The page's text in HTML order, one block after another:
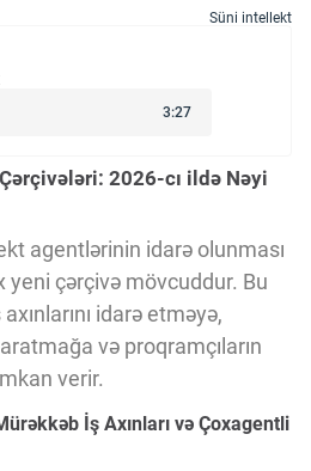
Süni intellekt
2026-cı ildə Nəyi
agentlərinin idarə olunması
yeni çərçivə mövcuddur. Bu
idarə etməyə,
və proqramçıların
verir.
İş Axınları və Çoxagentli